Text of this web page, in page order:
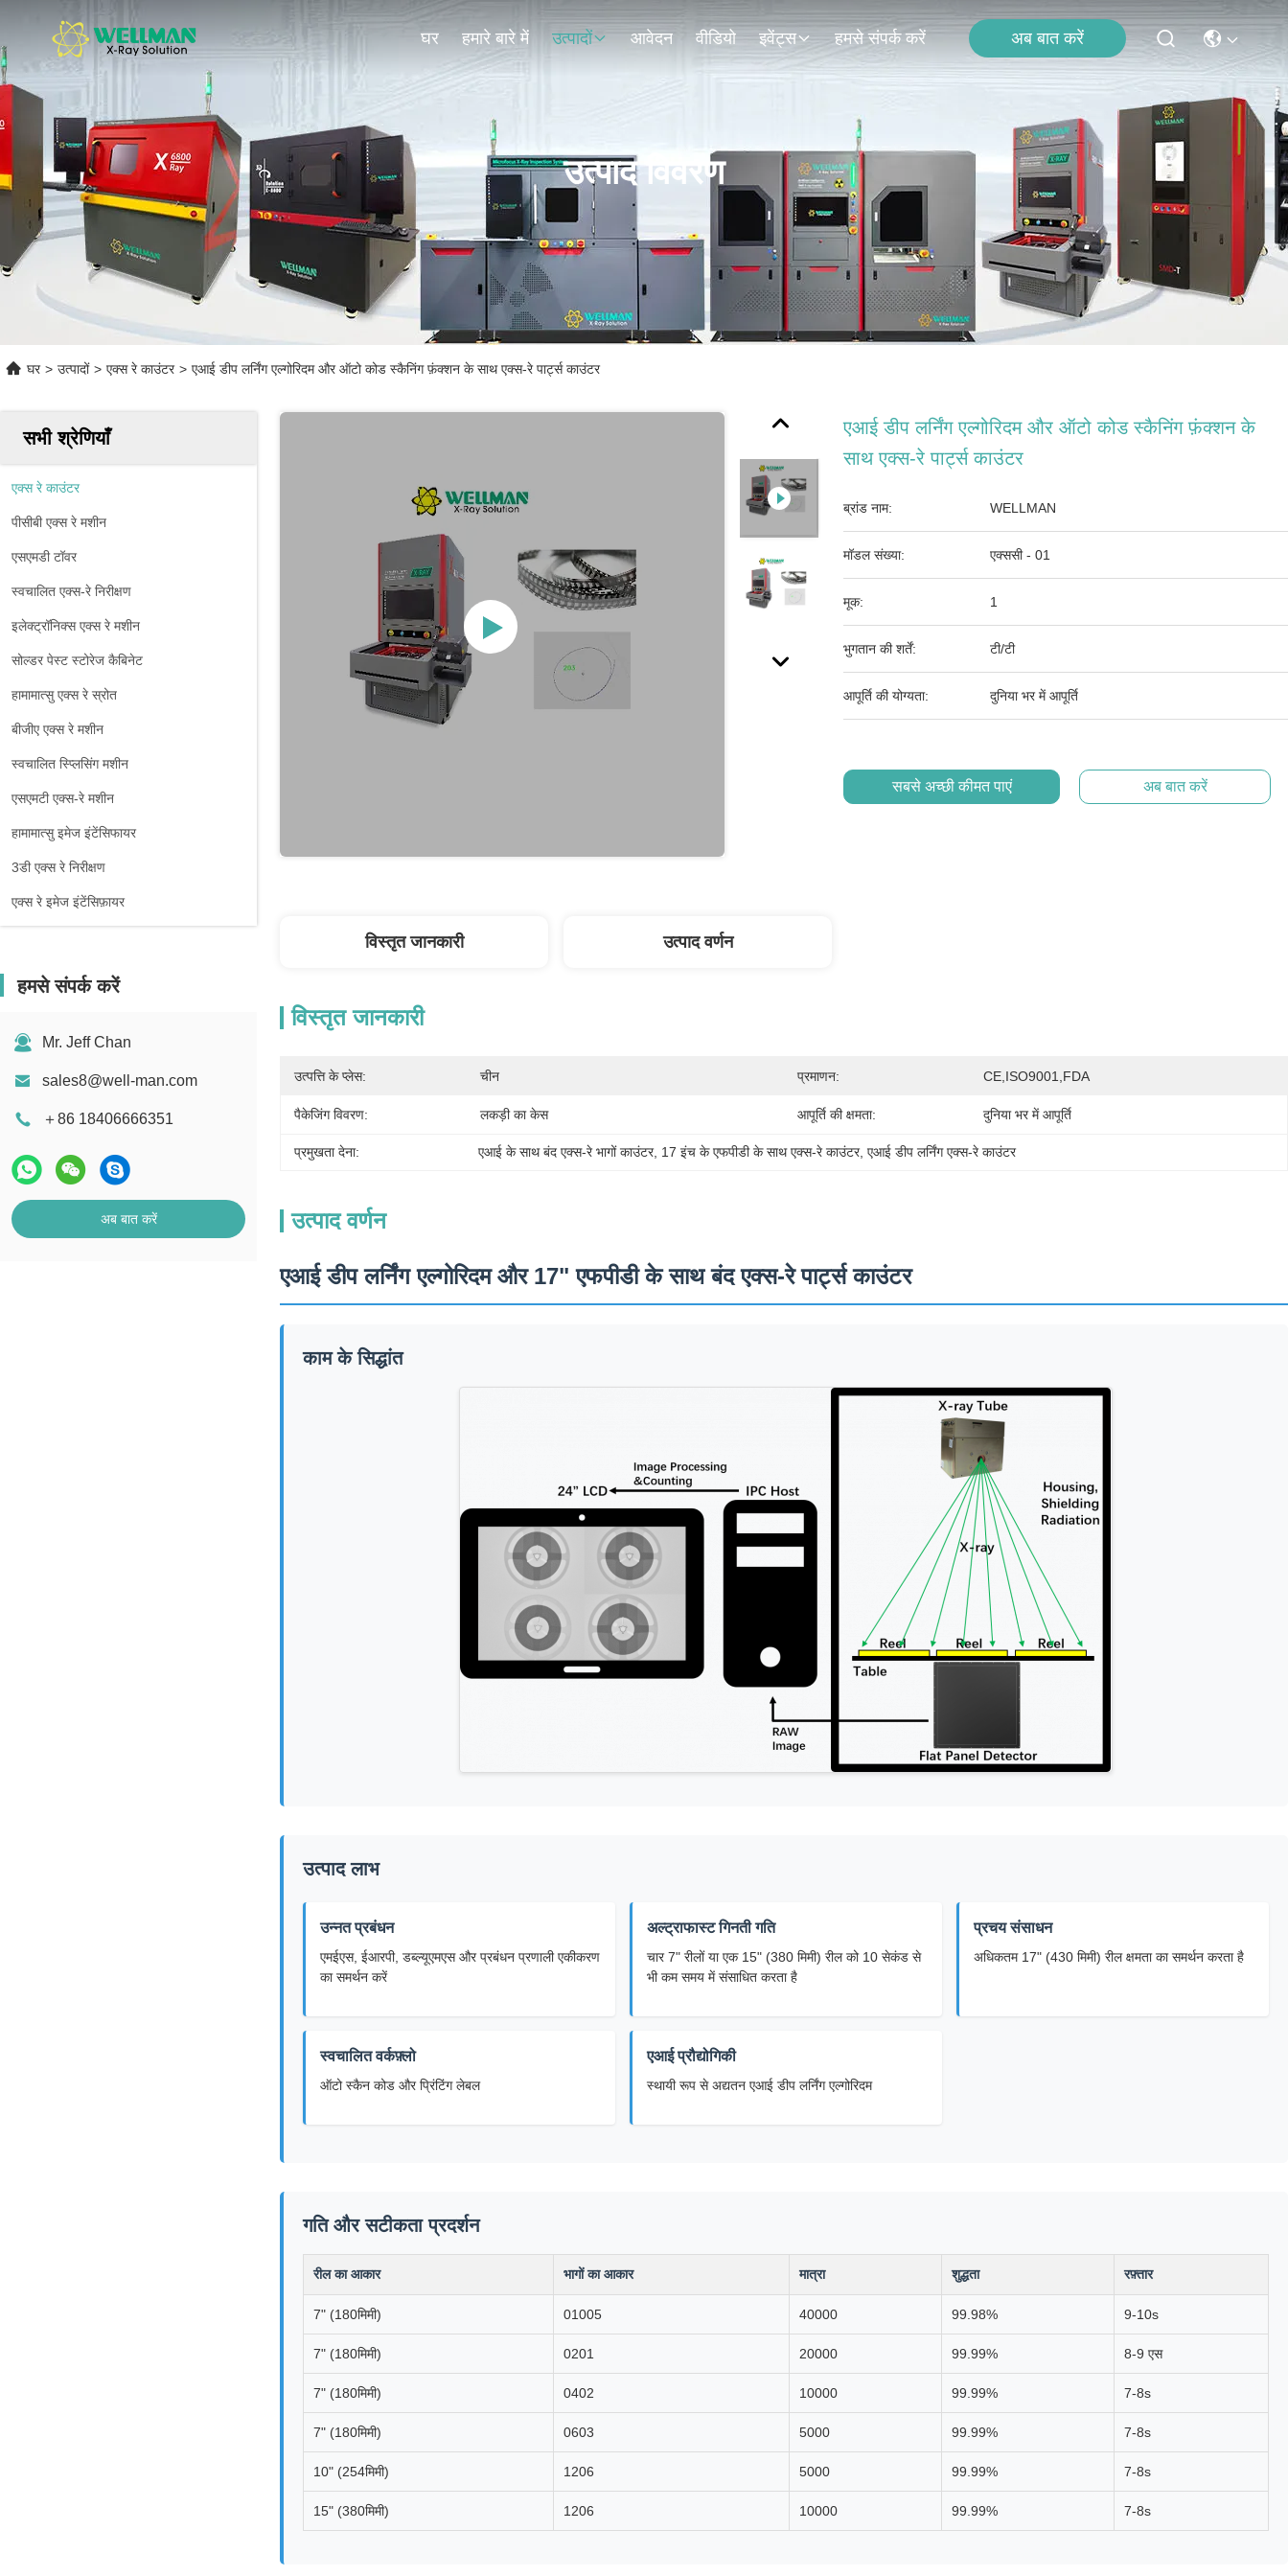
घर हमारे बारे में उत्पादों आवेदन वीडियो इवेंट्स हमसे संपर्क करें अब बात करें
उत्पाद विवरण
घर > उत्पादों > एक्स रे काउंटर > एआई डीप लर्निंग एल्गोरिदम और ऑटो कोड स्कैनिंग फ़ंक्शन के साथ एक्स-रे पार्ट्स काउंटर
सभी श्रेणियाँ
एक्स रे काउंटर
पीसीबी एक्स रे मशीन
एसएमडी टॉवर
स्वचालित एक्स-रे निरीक्षण
इलेक्ट्रॉनिक्स एक्स रे मशीन
सोल्डर पेस्ट स्टोरेज कैबिनेट
हामामात्सु एक्स रे स्रोत
बीजीए एक्स रे मशीन
स्वचालित स्प्लिसिंग मशीन
एसएमटी एक्स-रे मशीन
हामामात्सु इमेज इंटेंसिफायर
3डी एक्स रे निरीक्षण
एक्स रे इमेज इंटेंसिफ़ायर
हमसे संपर्क करें
Mr. Jeff Chan
sales8@well-man.com
＋86 18406666351
अब बात करें
एआई डीप लर्निंग एल्गोरिदम और ऑटो कोड स्कैनिंग फ़ंक्शन के
साथ एक्स-रे पार्ट्स काउंटर
ब्रांड नाम: WELLMAN
मॉडल संख्या: एक्ससी - 01
मूक: 1
भुगतान की शर्तें: टी/टी
आपूर्ति की योग्यता: दुनिया भर में आपूर्ति
सबसे अच्छी कीमत पाएं अब बात करें
विस्तृत जानकारी उत्पाद वर्णन
विस्तृत जानकारी
उत्पत्ति के प्लेस: चीन प्रमाणन: CE,ISO9001,FDA
पैकेजिंग विवरण: लकड़ी का केस आपूर्ति की क्षमता: दुनिया भर में आपूर्ति
प्रमुखता देना: एआई के साथ बंद एक्स-रे भागों काउंटर, 17 इंच के एफपीडी के साथ एक्स-रे काउंटर, एआई डीप लर्निंग एक्स-रे काउंटर
उत्पाद वर्णन
एआई डीप लर्निंग एल्गोरिदम और 17" एफपीडी के साथ बंद एक्स-रे पार्ट्स काउंटर
काम के सिद्धांत
उत्पाद लाभ
उन्नत प्रबंधन
एमईएस, ईआरपी, डब्ल्यूएमएस और प्रबंधन प्रणाली एकीकरण
का समर्थन करें
अल्ट्राफास्ट गिनती गति
चार 7" रीलों या एक 15" (380 मिमी) रील को 10 सेकंड से
भी कम समय में संसाधित करता है
प्रचय संसाधन
अधिकतम 17" (430 मिमी) रील क्षमता का समर्थन करता है
स्वचालित वर्कफ़्लो
ऑटो स्कैन कोड और प्रिंटिंग लेबल
एआई प्रौद्योगिकी
स्थायी रूप से अद्यतन एआई डीप लर्निंग एल्गोरिदम
गति और सटीकता प्रदर्शन
रील का आकार भागों का आकार मात्रा शुद्धता रफ़्तार
7" (180मिमी) 01005 40000 99.98% 9-10s
7" (180मिमी) 0201 20000 99.99% 8-9 एस
7" (180मिमी) 0402 10000 99.99% 7-8s
7" (180मिमी) 0603 5000 99.99% 7-8s
10" (254मिमी) 1206 5000 99.99% 7-8s
15" (380मिमी) 1206 10000 99.99% 7-8s